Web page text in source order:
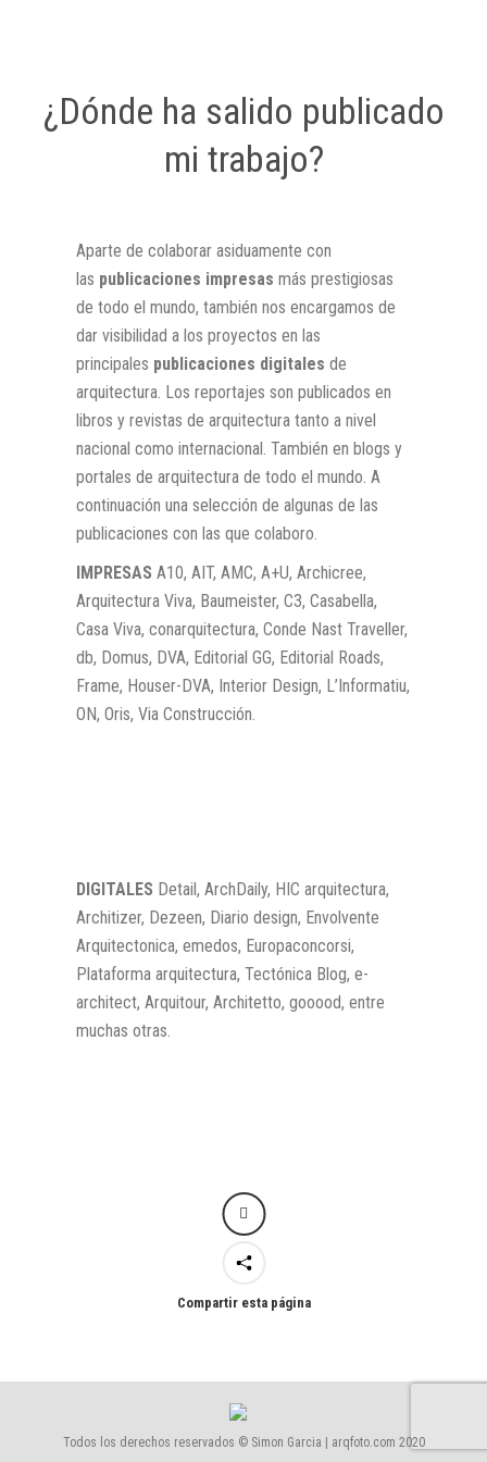
¿Dónde ha salido publicado
mi trabajo?
Aparte de colaborar asiduamente con
las publicaciones impresas más prestigiosas
de todo el mundo, también nos encargamos de
dar visibilidad a los proyectos en las
principales publicaciones digitales de
arquitectura. Los reportajes son publicados en
libros y revistas de arquitectura tanto a nivel
nacional como internacional. También en blogs y
portales de arquitectura de todo el mundo. A
continuación una selección de algunas de las
publicaciones con las que colaboro.
IMPRESAS A10, AIT, AMC, A+U, Archicree,
Arquitectura Viva, Baumeister, C3, Casabella,
Casa Viva, conarquitectura, Conde Nast Traveller,
db, Domus, DVA, Editorial GG, Editorial Roads,
Frame, Houser-DVA, Interior Design, L’Informatiu,
ON, Oris, Via Construcción.
DIGITALES Detail, ArchDaily, HIC arquitectura,
Architizer, Dezeen, Diario design, Envolvente
Arquitectonica, emedos, Europaconcorsi,
Plataforma arquitectura, Tectónica Blog, e-
architect, Arquitour, Architetto, gooood, entre
muchas otras.
Compartir esta página
Todos los derechos reservados © Simon Garcia | arqfoto.com 2020